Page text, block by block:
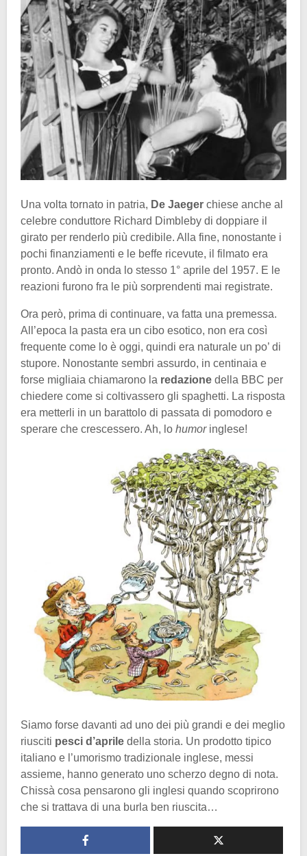
Una volta tornato in patria, De Jaeger chiese anche al
celebre conduttore Richard Dimbleby di doppiare il
girato per renderlo più credibile. Alla fine, nonostante i
pochi finanziamenti e le beffe ricevute, il filmato era
pronto. Andò in onda lo stesso 1° aprile del 1957. E le
reazioni furono fra le più sorprendenti mai registrate.
Ora però, prima di continuare, va fatta una premessa.
All’epoca la pasta era un cibo esotico, non era così
frequente come lo è oggi, quindi era naturale un po’ di
stupore. Nonostante sembri assurdo, in centinaia e
forse migliaia chiamarono la redazione della BBC per
chiedere come si coltivassero gli spaghetti. La risposta
era metterli in un barattolo di passata di pomodoro e
sperare che crescessero. Ah, lo humoringlese!
Siamo forse davanti ad uno dei più grandi e dei meglio
riusciti pesci d’aprile della storia. Un prodotto tipico
italiano e l’umorismo tradizionale inglese, messi
assieme, hanno generato uno scherzo degno di nota.
Chissà cosa pensarono gli inglesi quando scoprirono
che si trattava di una burla ben riuscita…